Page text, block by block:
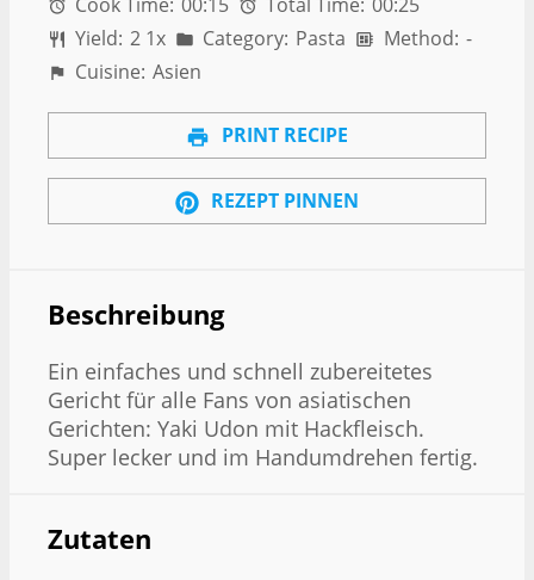
Yield: 2 1x Category: Pasta Method: -
Cuisine: Asien
PRINT RECIPE
REZEPT PINNEN
Beschreibung
Ein einfaches und schnell zubereitetes
Gericht für alle Fans von asiatischen
Gerichten: Yaki Udon mit Hackfleisch.
Super lecker und im Handumdrehen fertig.
Zutaten